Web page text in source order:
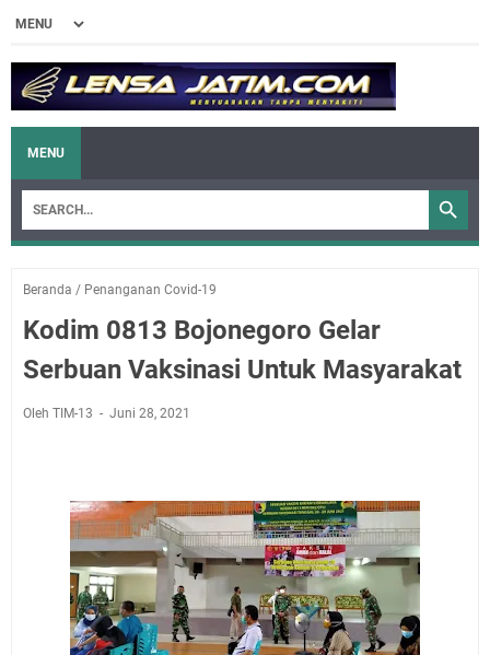
MENU
Beranda / Penanganan Covid-19
Kodim 0813 Bojonegoro Gelar
Serbuan Vaksinasi Untuk Masyarakat
Oleh TIM-13 Juni 28, 2021